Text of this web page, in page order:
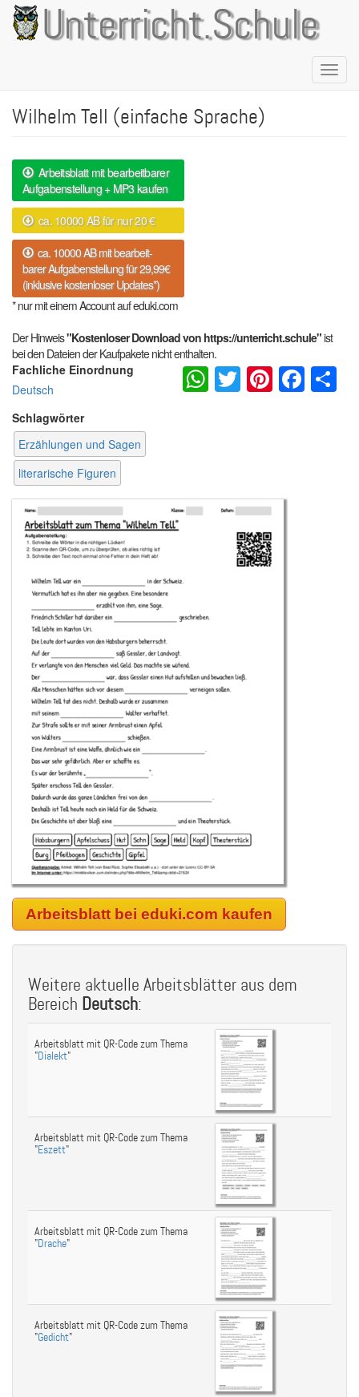
Direkt
zum
Inhalt
Unterricht.Schule
Wilhelm Tell (einfache Sprache)
Arbeitsblatt mit bearbeitbarer
Aufgabenstellung + MP3 kaufen
ca. 10000 AB für nur 20 €
ca. 10000 AB mit bearbeit-
barer Aufgabenstellung für 29,99€
(inklusive kostenloser Updates*)
* nur mit einem Account auf eduki.com
Der Hinweis"Kostenloser Download von https://unterricht.schule"ist
bei den Dateien der Kaufpakete nicht enthalten.
Fachliche Einordnung
Deutsch
Schlagwörter
Erzählungen und Sagen
literarische Figuren
WhatsApp
Twitter
Arbeitsblatt bei eduki.com kaufen
Weitere aktuelle Arbeitsblätter aus dem
Bereich Deutsch:
Arbeitsblatt mit QR-Code zum Thema
"Dialekt"
Arbeitsblatt mit QR-Code zum Thema
"Eszett"
Arbeitsblatt mit QR-Code zum Thema
"Drache"
Arbeitsblatt mit QR-Code zum Thema
"Gedicht"